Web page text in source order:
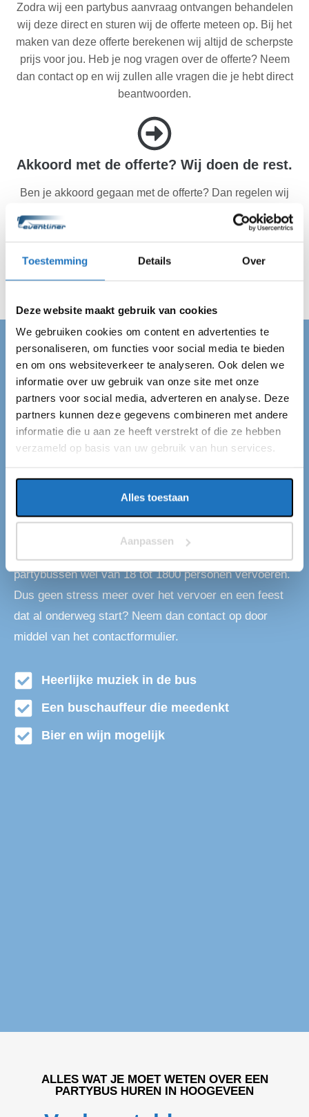
Toestemming Details Over
Deze website maakt gebruik van cookies
We gebruiken cookies om content en advertenties te
personaliseren, om functies voor social media te bieden
en om ons websiteverkeer te analyseren. Ook delen we
informatie over uw gebruik van onze site met onze
partners voor social media, adverteren en analyse. Deze
partners kunnen deze gegevens combineren met andere
informatie die u aan ze heeft verstrekt of die ze hebben
verzameld op basis van uw gebruik van hun services.
Alles toestaan
Aanpassen
Zodra wij een partybus aanvraag ontvangen behandelen
wij deze direct en sturen wij de offerte meteen op. Bij het
maken van deze offerte berekenen wij altijd de scherpste
prijs voor jou. Heb je nog vragen over de offerte? Neem
dan contact op en wij zullen alle vragen die je hebt direct
beantwoorden.
Akkoord met de offerte? Wij doen de rest.
Ben je akkoord gegaan met de offerte? Dan regelen wij
zijn altijd op de afgesproken tijd op locatie in Hoogeveen
B. Wij regelen alles en jij kan van je dag genieten!
PARTYBUS HOOGEVEEN
Partybus huren in
Hoogeveen
Op zoek naar een partybus in Hoogeveen? Dan ben je
touringcarmaatschappij met een standplaats in
Hoogeveen. Jaarlijks vervoeren wij ruim een miljoen
partybussen wel van 18 tot 1800 personen vervoeren.
Dus geen stress meer over het vervoer en een feest
dat al onderweg start? Neem dan contact op door
middel van het contactformulier.
Heerlijke muziek in de bus
Een buschauffeur die meedenkt
Bier en wijn mogelijk
ALLES WAT JE MOET WETEN OVER EEN
PARTYBUS HUREN IN HOOGEVEEN